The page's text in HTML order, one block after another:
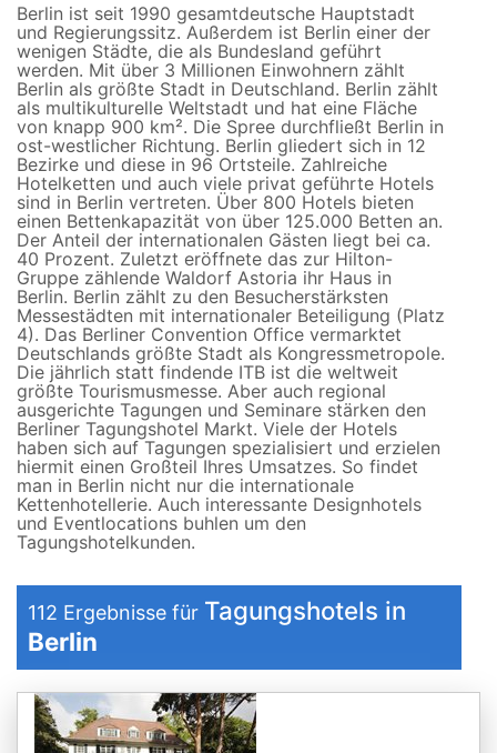
Berlin ist seit 1990 gesamtdeutsche Hauptstadt
und Regierungssitz. Außerdem ist Berlin einer der
wenigen Städte, die als Bundesland geführt
werden. Mit über 3 Millionen Einwohnern zählt
Berlin als größte Stadt in Deutschland. Berlin zählt
als multikulturelle Weltstadt und hat eine Fläche
von knapp 900 km². Die Spree durchfließt Berlin in
ost-westlicher Richtung. Berlin gliedert sich in 12
Bezirke und diese in 96 Ortsteile. Zahlreiche
Hotelketten und auch viele privat geführte Hotels
sind in Berlin vertreten. Über 800 Hotels bieten
einen Bettenkapazität von über 125.000 Betten an.
Der Anteil der internationalen Gästen liegt bei ca.
40 Prozent. Zuletzt eröffnete das zur Hilton-
Gruppe zählende Waldorf Astoria ihr Haus in
Berlin. Berlin zählt zu den Besucherstärksten
Messestädten mit internationaler Beteiligung (Platz
4). Das Berliner Convention Office vermarktet
Deutschlands größte Stadt als Kongressmetropole.
Die jährlich statt findende ITB ist die weltweit
größte Tourismusmesse. Aber auch regional
ausgerichte Tagungen und Seminare stärken den
Berliner Tagungshotel Markt. Viele der Hotels
haben sich auf Tagungen spezialisiert und erzielen
hiermit einen Großteil Ihres Umsatzes. So findet
man in Berlin nicht nur die internationale
Kettenhotellerie. Auch interessante Designhotels
und Eventlocations buhlen um den
Tagungshotelkunden.
112 Ergebnisse für Tagungshotels in
Berlin